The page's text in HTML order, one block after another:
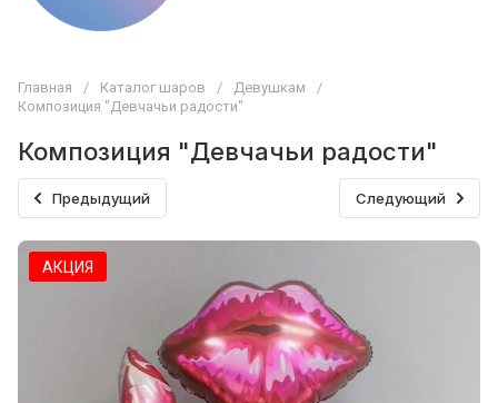
Главная / Каталог шаров / Девушкам
/
Композиция "Девчачьи радости"
Композиция "Девчачьи радости"
Предыдущий Следующий
АКЦИЯ